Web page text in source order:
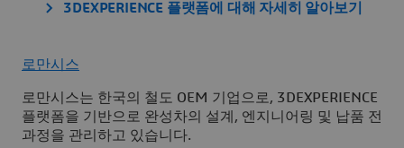
3DEXPERIENCE 플랫폼에 대해 자세히 알아보기
로만시스
로만시스는 한국의 철도 OEM 기업으로, 3DEXPERIENCE
플랫폼을 기반으로 완성차의 설계, 엔지니어링 및 납품 전
과정을 관리하고 있습니다.